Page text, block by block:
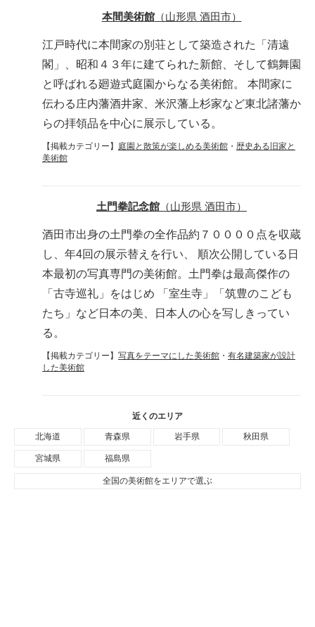
本間美術館（山形県 酒田市）
江戸時代に本間家の別荘として築造された「清遠
閣」、昭和４３年に建てられた新館、そして鶴舞園
と呼ばれる廻遊式庭園からなる美術館。 本間家に
伝わる庄内藩酒井家、米沢藩上杉家など東北諸藩か
らの拝領品を中心に展示している。
【掲載カテゴリー】 庭園と散策が楽しめる美術館 ・ 歴史ある旧家と
美術館
土門拳記念館 （山形県 酒田市）
酒田市出身の土門拳の全作品約７００００点を収蔵
し、年4回の展示替えを行い、 順次公開している日
本最初の写真専門の美術館。土門拳は最高傑作の
「古寺巡礼」をはじめ 「室生寺」「筑豊のこども
たち」など日本の美、日本人の心を写しきってい
る。
【掲載カテゴリー】 写真をテーマにした美術館 ・ 有名建築家が設計
した美術館
近くのエリア
北海道 青森県 岩手県 秋田県
宮城県 福島県
全国の美術館をエリアで選ぶ